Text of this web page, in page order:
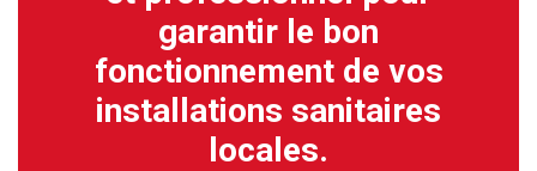
garantir le bon
fonctionnement de vos
installations sanitaires
locales.